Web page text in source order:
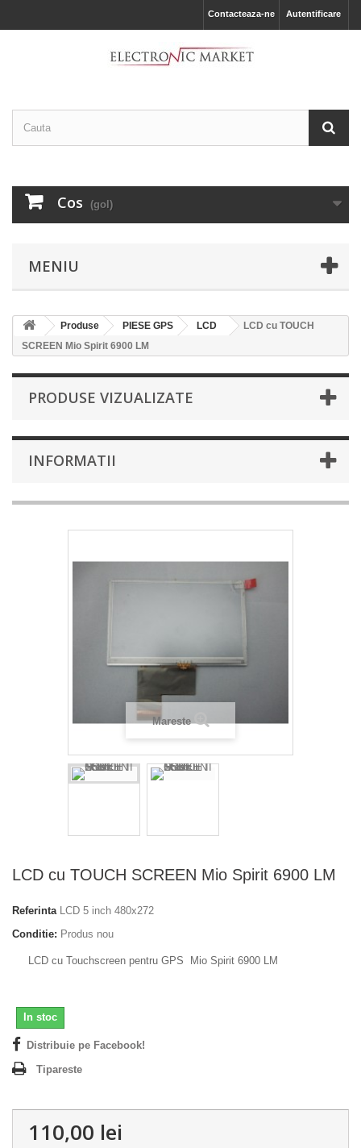
Autentificare
Contacteaza-ne
Cos (gol)
MENIU
Produse PIESE GPS LCD
LCD cu TOUCH
SCREEN Mio Spirit 6900 LM
PRODUSE VIZUALIZATE
INFORMATII
Mareste
LCD cu TOUCH SCREEN Mio Spirit 6900 LM
Referinta LCD 5 inch 480x272
Conditie: Produs nou
LCD cu Touchscreen pentru GPS Mio Spirit 6900 LM
In stoc
Distribuie pe Facebook!
Tipareste
110,00 lei